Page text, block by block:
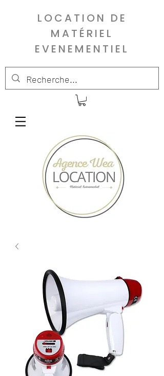
LOCATION DE
MATÉRIEL
EVENEMENTIEL